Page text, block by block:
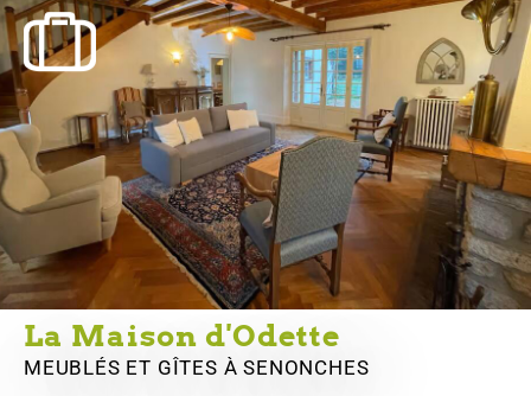
La Maison d'Odette
MEUBLÉS ET GÎTES À SENONCHES